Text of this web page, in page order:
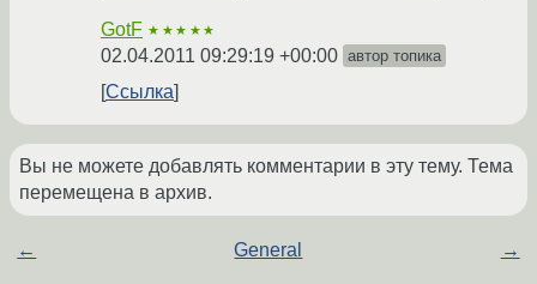
GotF ★★★★★
02.04.2011 09:29:19 +00:00 автор топика
Ссылка
Вы не можете добавлять комментарии в эту тему. Тема
перемещена в архив.
← General →